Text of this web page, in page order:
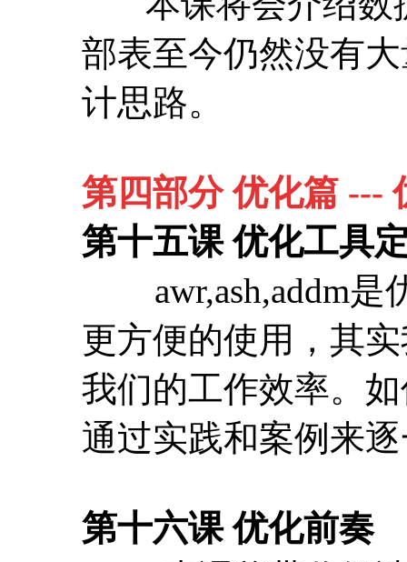
第四部分 优化篇
第十五课 优化工具
awr,ash,addm是优
我们的工作效率。
通过实践和案例来
第十六课 优化前奏
本课将带你解读
式，解读聚簇因子